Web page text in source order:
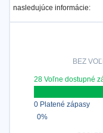
nasledujúce informácie:
BEZ
28 Voľne dostupné
0 Platené zápasy
0%